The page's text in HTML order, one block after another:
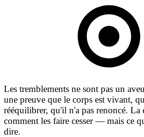
Les tremblements ne sont pas un
une preuve que le corps est vivant,
rééquilibrer, qu'il n'a pas renoncé. La
comment les faire cesser — mais ce
dire.